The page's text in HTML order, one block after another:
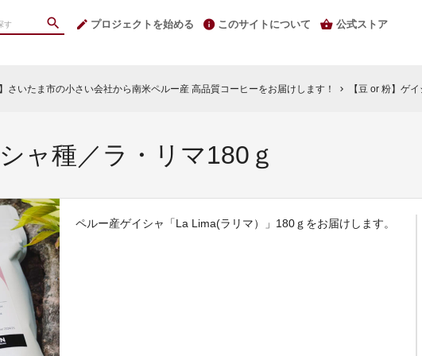
プロジェクトを始める このサイトについて 公式ストア
さいたま市の小さい会社から南米ペルー産 高品質コーヒーをお届けします！ chevron_right 【豆 or 粉】ゲ
ャ種／ラ・リマ180ｇ
ペルー産ゲイシャ「La Lima(ラリマ）」180ｇをお届けします。